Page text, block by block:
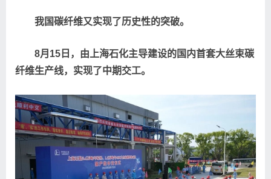
我国碳纤维又实现了历史性的突破。
8月15日，由上海石化主导建设的国内首套大丝束碳
纤维生产线，实现了中期交工。